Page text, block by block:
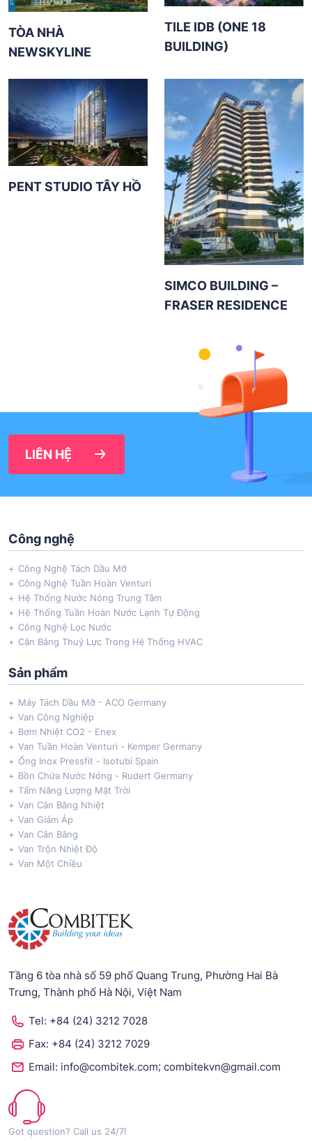
TÒA NHÀ
NEWSKYLINE
TILE IDB (ONE 18
BUILDING)
PENT STUDIO TÂY HỒ
SIMCO BUILDING –
FRASER RESIDENCE
LIÊN HỆ
Công nghệ
Công Nghệ Tách Dầu Mỡ
Công Nghệ Tuần Hoàn Venturi
Hệ Thống Nước Nóng Trung Tâm
Hệ Thống Tuần Hoàn Nước Lạnh Tự Động
Công Nghệ Lọc Nước
Cân Bằng Thuỷ Lực Trong Hệ Thống HVAC
Sản phẩm
Máy Tách Dầu Mỡ - ACO Germany
Van Công Nghiệp
Bơm Nhiệt CO2 - Enex
Van Tuần Hoàn Venturi - Kemper Germany
Ống Inox Pressfit - Isotubi Spain
Bồn Chứa Nước Nóng - Rudert Germany
Tấm Năng Lượng Mặt Trời
Van Cân Bằng Nhiệt
Van Giảm Áp
Van Cân Bằng
Van Trộn Nhiệt Độ
Van Một Chiều
Tầng 6 tòa nhà số 59 phố Quang Trung, Phường Hai Bà
Trưng, Thành phố Hà Nội, Việt Nam
Tel: +84 (24) 3212 7028
Fax: +84 (24) 3212 7029
Email: info@combitek.com; combitekvn@gmail.com
Got question? Call us 24/7!